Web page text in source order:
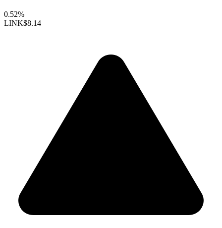
0.52%
LINK$8.14